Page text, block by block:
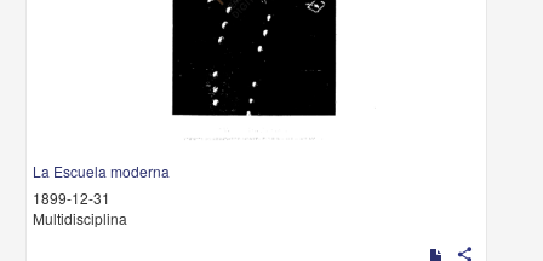
La Escuela moderna
1899-12-31
Multidisciplina
share